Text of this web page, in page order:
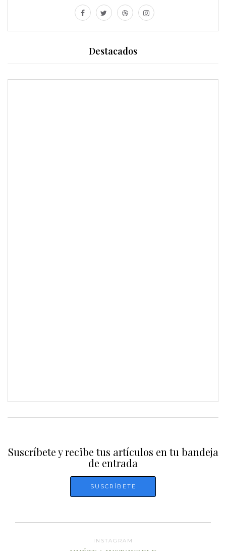
Destacados
Suscríbete y recibe tus artículos en tu bandeja
de entrada
INSTAGRAM